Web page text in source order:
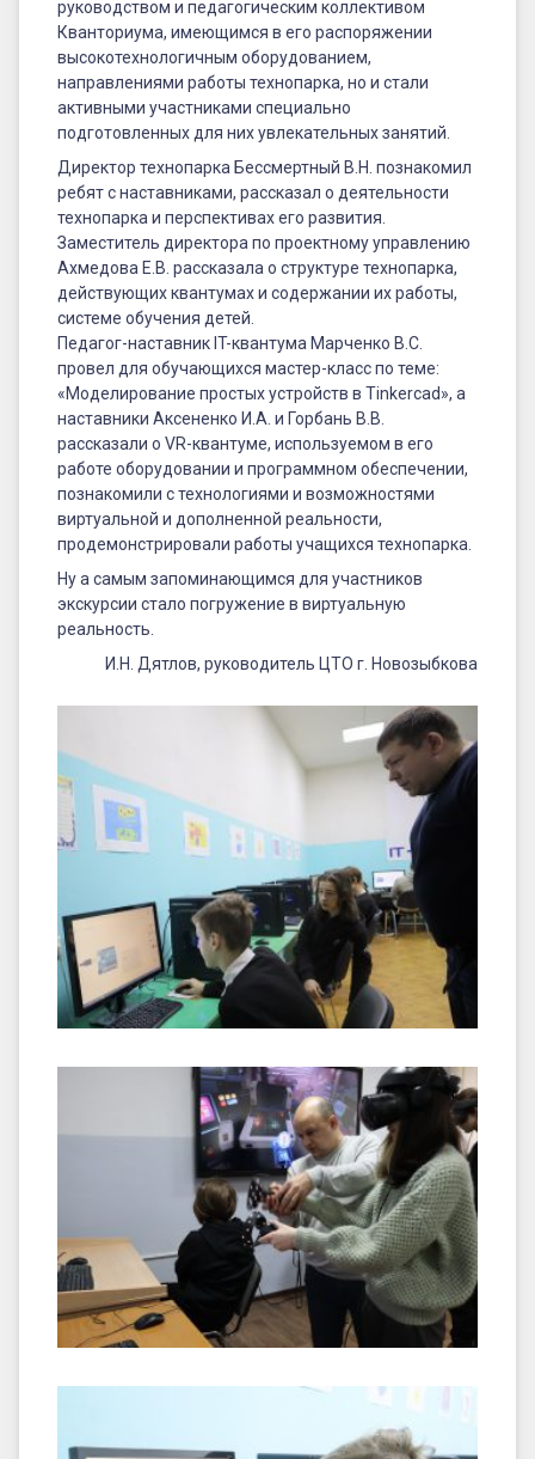
руководством и педагогическим коллективом
Кванториума, имеющимся в его распоряжении
высокотехнологичным оборудованием,
направлениями работы технопарка, но и стали
активными участниками специально
подготовленных для них увлекательных занятий.
Директор технопарка Бессмертный В.Н. познакомил
ребят с наставниками, рассказал о деятельности
технопарка и перспективах его развития.
Заместитель директора по проектному управлению
Ахмедова Е.В. рассказала о структуре технопарка,
действующих квантумах и содержании их работы,
системе обучения детей.
Педагог-наставник IT-квантума Марченко В.С.
провел для обучающихся мастер-класс по теме:
«Моделирование простых устройств в Tinkercad», а
наставники Аксененко И.А. и Горбань В.В.
рассказали о VR-квантуме, используемом в его
работе оборудовании и программном обеспечении,
познакомили с технологиями и возможностями
виртуальной и дополненной реальности,
продемонстрировали работы учащихся технопарка.
Ну а самым запоминающимся для участников
экскурсии стало погружение в виртуальную
реальность.
И.Н. Дятлов, руководитель ЦТО г. Новозыбкова